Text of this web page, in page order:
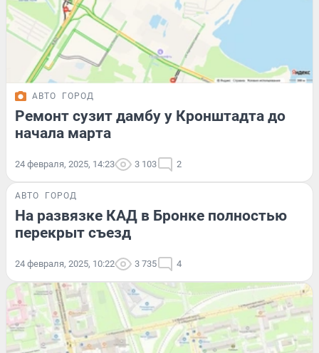
АВТО ГОРОД
Ремонт сузит дамбу у Кронштадта до
начала марта
24 февраля, 2025, 14:23 3 103 2
АВТО ГОРОД
На развязке КАД в Бронке полностью
перекрыт съезд
24 февраля, 2025, 10:22 3 735 4